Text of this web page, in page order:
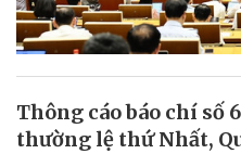
Thông cáo báo chí số
thường lệ thứ Nhất,